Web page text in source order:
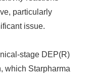
particularly
issue.
stage DEP(R)
which Starpharma